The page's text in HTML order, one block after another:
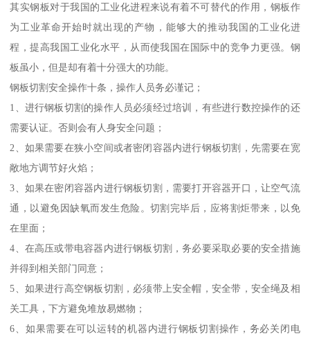
其实钢板对于我国的工业化进程来说有着不可替代的作用，钢板作
为工业革命开始时就出现的产物，能够大的推动我国的工业化进
程，提高我国工业化水平，从而使我国在国际中的竞争力更强。钢
板虽小，但是却有着十分强大的功能。
钢板切割安全操作十条，操作人员务必谨记；
1、进行钢板切割的操作人员必须经过培训，有些进行数控操作的还
需要认证。否则会有人身安全问题；
2、如果需要在狭小空间或者密闭容器内进行钢板切割，先需要在宽
敞地方调节好火焰；
3、如果在密闭容器内进行钢板切割，需要打开容器开口，让空气流
通，以避免因缺氧而发生危险。切割完毕后，应将割炬带来，以免
在里面；
4、在高压或带电容器内进行钢板切割，务必要采取必要的安全措施
并得到相关部门同意；
5、如果进行高空钢板切割，必须带上安全帽，安全带，安全绳及相
关工具，下方避免堆放易燃物；
6、如果需要在可以运转的机器内进行钢板切割操作，务必关闭电